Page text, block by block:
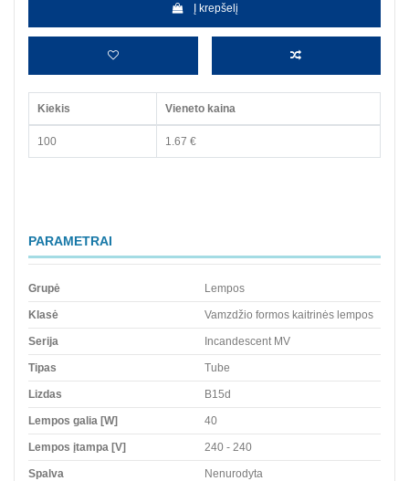
Į krepšelį
Kiekis Vieneto kaina
100 1.67 €
PARAMETRAI
Grupė Lempos
Klasė Vamzdžio formos kaitrinės lempos
Serija Incandescent MV
Tipas Tube
Lizdas B15d
Lempos galia [W] 40
Lempos įtampa [V] 240 - 240
Spalva Nenurodyta